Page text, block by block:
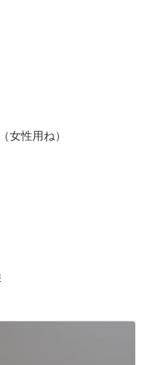
性用ね）